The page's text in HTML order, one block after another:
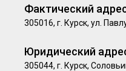
Фактический
305016, г. Курск, ул.
Юридический
305044, г. Курск,